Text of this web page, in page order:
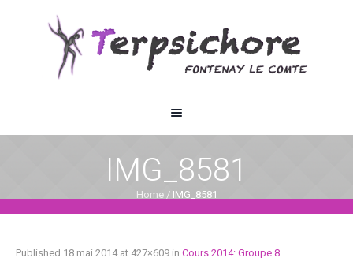
IMG_8581
Home / IMG_8581
Published 18 mai 2014at 427×609 in Cours 2014: Groupe 8.